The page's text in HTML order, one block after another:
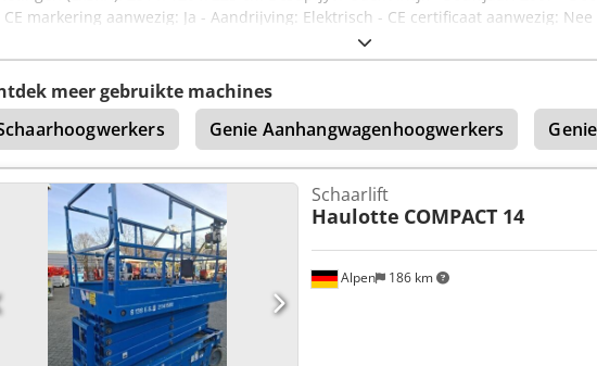
CE markering aanwezig: Ja - Aandrijving: Elektrisch - CE certificaat aanwezig:
- Werkhoogte [mm]: 8140 - Platformhoogte [mm]: 2230 - Draagvermogen
2510mm x 1200mm x 2230mm (l x b x h) - Transportgewicht
[st.]: 1 Financiële informatie BTW: De getoonde prijs is exclusief BTW
voor ondernemers Levering en inruil altijd mogelijk van alles in de
van Lent
meer gebruikte machines
Genie Aanhangwagenhoogwerkers
Alpen 186 km
Schaarlift
Haulotte COMPACT 14